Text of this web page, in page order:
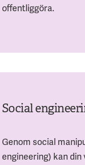
offentliggöra.
Social
Genom social
engineering) kan